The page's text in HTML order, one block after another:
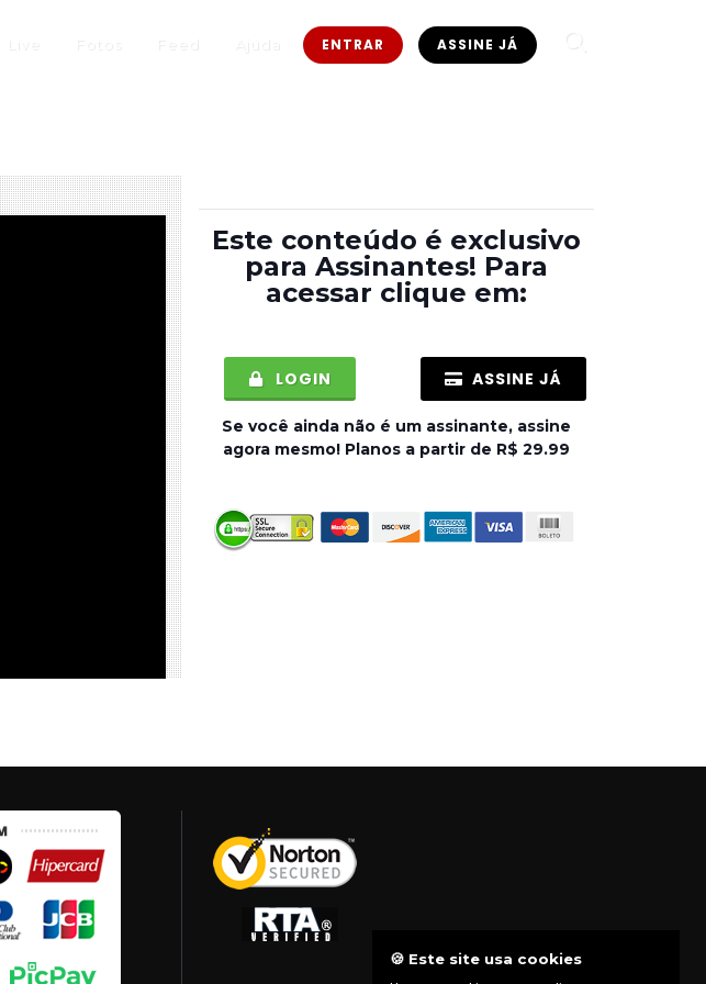
ENTRAR ASSINE JÁ
Este conteúdo é exclusivo
para Assinantes! Para
acessar clique em:
LOGIN ASSINE JÁ
Se você ainda não é um assinante, assine
agora mesmo! Planos a partir de R$ 29.99
🍪 Este site usa cookies